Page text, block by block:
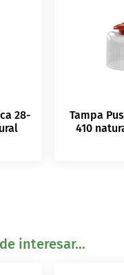
28-
Tampa
410
interesar...